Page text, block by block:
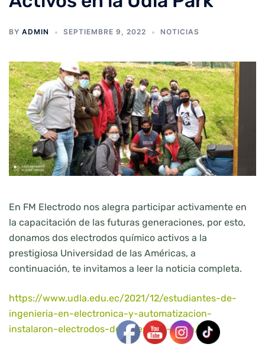
BY ADMIN SEPTIEMBRE 9, 2022 NOTICIAS
En FM Electrodo nos alegra participar activamente en
la capacitación de las futuras generaciones, por esto,
donamos dos electrodos químico activos a la
prestigiosa Universidad de las Américas, a
continuación, te invitamos a leer la noticia completa.
https://www.udla.edu.ec/2021/12/estudiantes-de-
ingenieria-en-electronica-y-automatizacion-
instalaron-electrodos-de-puesta-a-tierra/